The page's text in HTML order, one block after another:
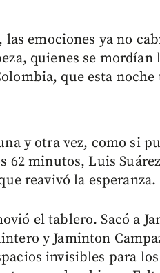
emociones ya no
quienes se
que esta noche
y otra vez, como si
62 minutos, Luis
reavivó la esperanza.
el tablero. Sacó a
y Jaminton
invisibles para